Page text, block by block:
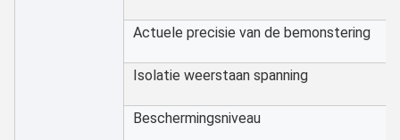
Actuele precisie van de bemonstering
Isolatie weerstaan spanning
Beschermingsniveau